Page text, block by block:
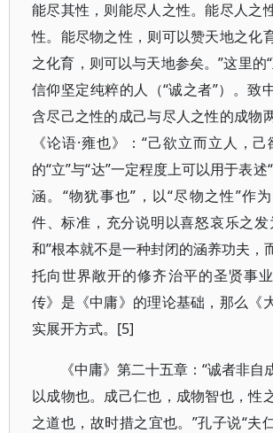
能尽其性，则能尽人之性。能尽人之
性。能尽物之性，则可以赞天地之化
之化育，则可以与天地参矣。”这里的
信仰坚定纯粹的人（“诚之者”）。致
含尽己之性的成己与尽人之性的成物
《论语·雍也》：“己欲立而立人，
的“立”与“达”一定程度上可以用于表述
涵。“物犹事也”，以“尽物之性”作
件、标准，充分说明以喜怒哀乐之发
和”根本就不是一种封闭的涵养功夫，
托向世界敞开的修齐治平的圣贤事
传》是《中庸》的理论基础，那么《
实展开方式。[5]
《中庸》第二十五章：“诚者非自
以成物也。成己仁也，成物智也，性
之道也，故时措之宜也。”孔子说“夫